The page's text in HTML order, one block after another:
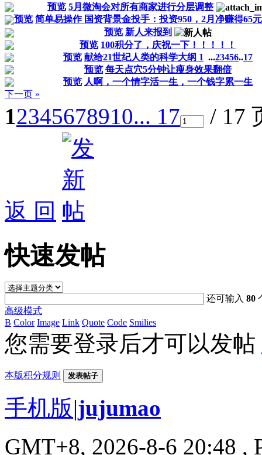
预览 5月微淘会对所有商家进行分层调整
预览 简单易操作 国资背景金投手：投资950，2月净赚得65元
预览 新人来报到
预览 100积分了，庆祝一下！！！！！
预览 献给21世纪人类的科学大纲 1 ...23456..17
预览 每天点穴5分钟让瘦身效果翻倍
预览 人啊，一个情字活一生，一个钱字累一生
下一页 »
12345678910... 17 / 17
返 回
快速发帖
还可输入80
高级模式
B Color Image Link Quote Code Smilies
您需要登录后才可以发帖
本版积分规则 发表帖子
手机版|jujumao
GMT+8, 2026-8-6 20:48 ,